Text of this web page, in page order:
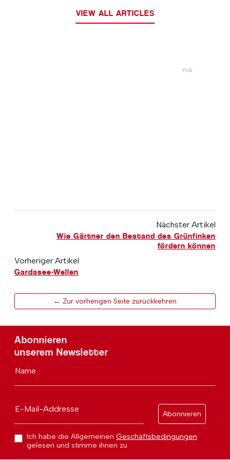
VIEW ALL ARTICLES
Nächster Artikel
Wie Gärtner den Bestand des Grünfinken
fördern können
Vorheriger Artikel
Gardasee-Wellen
← Zur vorherigen Seite zurückkehren
Abonnieren
unserem Newsletter
Name
E-Mail-Addresse
Abonnieren
Ich habe die Allgemeinen Geschäftsbedingungen
gelesen und stimme ihnen zu